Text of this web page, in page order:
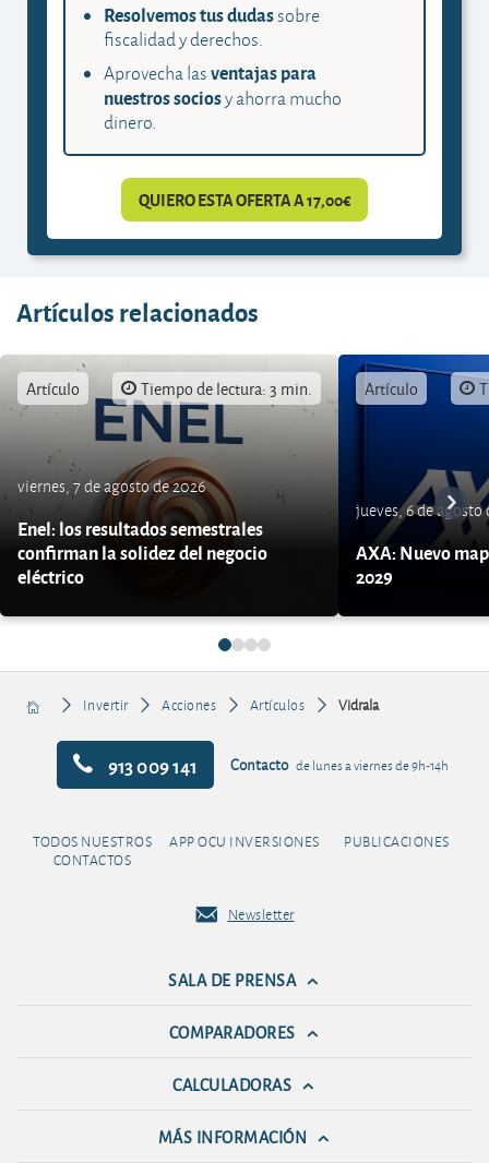
Resolvemos tus dudassobre
fiscalidad y derechos.
Aprovecha lasventajas para
nuestros sociosy ahorra mucho
dinero.
QUIERO ESTA OFERTA A 17,00€
Artículos relacionados
Artículo Tiempo de lectura: 3 min.
viernes, 7 de agosto de 2026
Enel: los resultados semestrales
confirman la solidez del negocio
eléctrico
Artículo
jueves, 6 de agosto
AXA: Nuevo
2029
Invertir Acciones Artículos Vidrala
913 009 141 Contacto de lunes a viernes de 9h-14h
TODOS NUESTROS
CONTACTOS
APP OCU INVERSIONES PUBLICACIONES
Newsletter
SALA DE PRENSA
COMPARADORES
CALCULADORAS
MÁS INFORMACIÓN